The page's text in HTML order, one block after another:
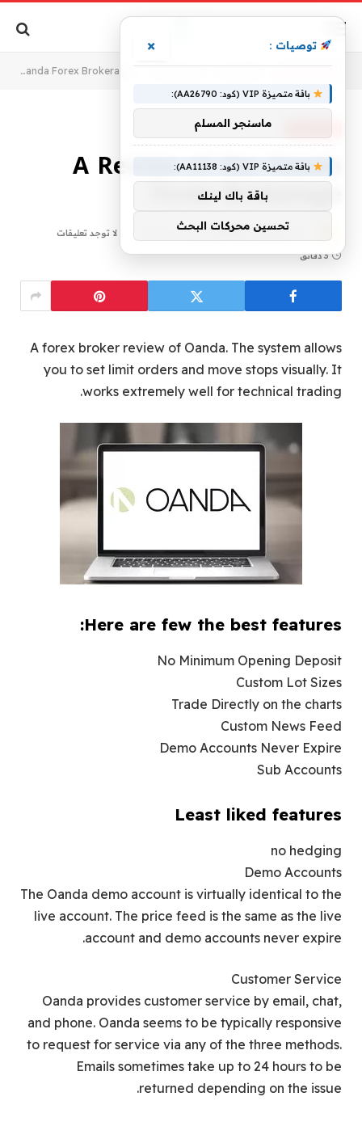
A Review of the Oanda Forex Brokerage
A Review of the Oanda
Forex Brokerage
ESTSHARATONLINE لا توجد تعليقات
3 دقائق
A forex broker review of Oanda. The system allows
you to set limit orders and move stops visually. It
works extremely well for technical trading.
Here are few the best features:
No Minimum Opening Deposit
Custom Lot Sizes
Trade Directly on the charts
Custom News Feed
Demo Accounts Never Expire
Sub Accounts
Least liked features
no hedging
Demo Accounts
The Oanda demo account is virtually identical to the
live account. The price feed is the same as the live
account and demo accounts never expire.
Customer Service
Oanda provides customer service by email, chat,
and phone. Oanda seems to be typically responsive
to request for service via any of the three methods.
Emails sometimes take up to 24 hours to be
returned depending on the issue.
توصيات : ×
باقة متميزة VIP (كود: AA26790):
ماسنجر المسلم
باقة متميزة VIP (كود: AA11138):
باقة باك لينك
تحسين محركات البحث